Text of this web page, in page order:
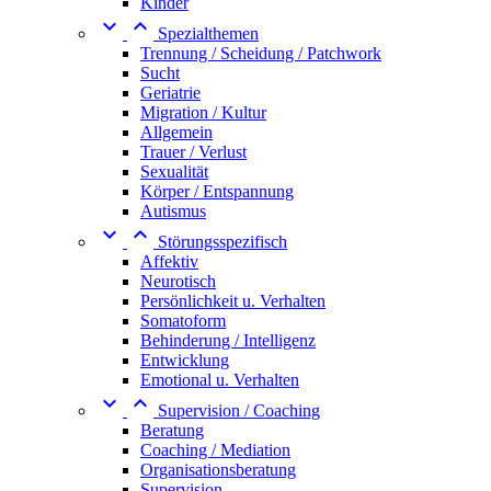
 
Spezialthemen
Trennung / Scheidung / Patchwork
Sucht
Geriatrie
Migration / Kultur
Allgemein
Trauer / Verlust
Sexualität
Körper / Entspannung
Autismus
 
Störungsspezifisch
Affektiv
Neurotisch
Persönlichkeit u. Verhalten
Somatoform
Behinderung / Intelligenz
Entwicklung
Emotional u. Verhalten
 
Supervision / Coaching
Beratung
Coaching / Mediation
Organisationsberatung